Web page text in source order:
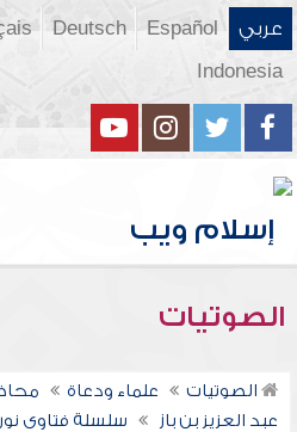
عربي Español
Deutsch
Indonesia
الصوتيات
الصوتيات علماء ودعاة
عبد العزيز بن باز
سلسلة فتاوى